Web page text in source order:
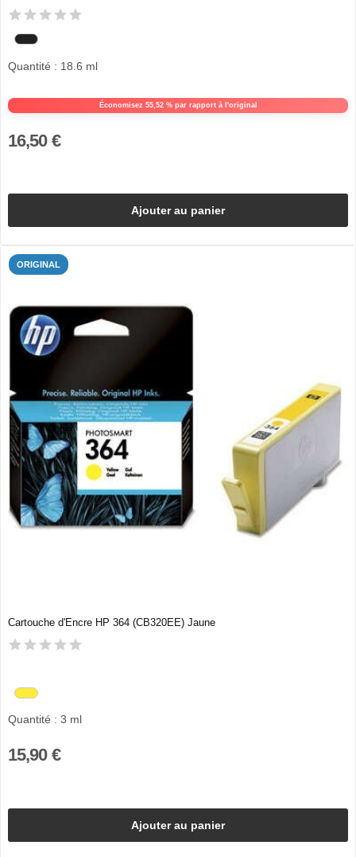
Économisez 55,52 % par rapport à l'original
Quantité : 18.6 ml
16,50 €
Ajouter au panier
ORIGINAL
Cartouche d'Encre HP 364 (CB320EE) Jaune
Quantité : 3 ml
15,90 €
Ajouter au panier